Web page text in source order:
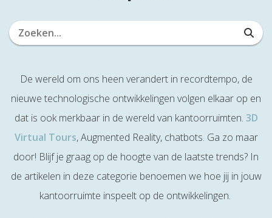
De wereld om ons heen verandert in recordtempo, de
nieuwe technologische ontwikkelingen volgen elkaar op en
dat is ook merkbaar in de wereld van kantoorruimten. 3D
Virtual Tours, Augmented Reality, chatbots. Ga zo maar
door! Blijf je graag op de hoogte van de laatste trends? In
de artikelen in deze categorie benoemen we hoe jij in jouw
kantoorruimte inspeelt op de ontwikkelingen.